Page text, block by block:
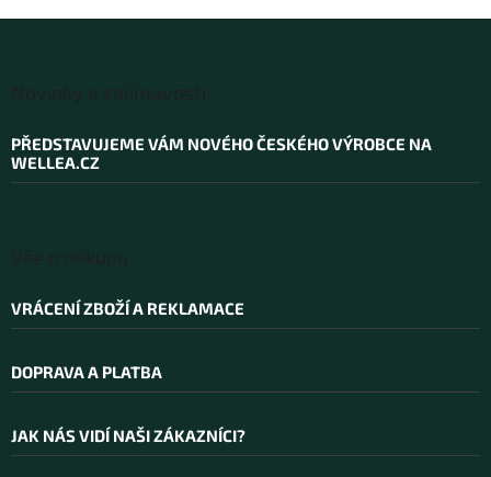
PŘEDSTAVUJEME VÁM NOVÉHO ČESKÉHO VÝROBCE NA
WELLEA.CZ
VRÁCENÍ ZBOŽÍ A REKLAMACE
DOPRAVA A PLATBA
JAK NÁS VIDÍ NAŠI ZÁKAZNÍCI?